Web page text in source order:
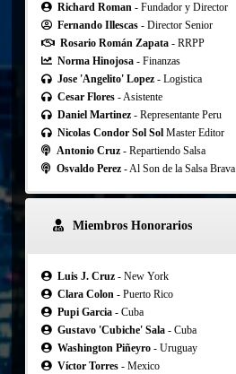
Richard Roman- Fundador y Director
Fernando Illescas- Director Senior
Rosario Román Zapata - RRPP
Norma Hinojosa- Finanzas
Jose 'Angelito' Lopez- Logistica
Cesar Flores- Asistente
Daniel Martinez- Representante Peru
Nicolas Condor Sol SolMaster Editor
Antonio Cruz- Repartiendo Salsa
Osvaldo Perez - Al Son de la Salsa Brava
Miembros Honorarios
Luis J. Cruz- New York
Clara Colon- Puerto Rico
Pupi Garcia- Cuba
Gustavo 'Cubiche' Sala- Cuba
Washington Piñeyro - Uruguay
Víctor Torres - Mexico